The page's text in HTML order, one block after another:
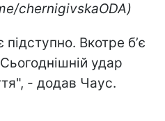
chernigivskaODA)
Вкотре бʼє
удар
- додав Чаус.